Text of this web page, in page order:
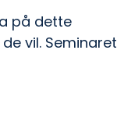
på dette
vil. Seminaret